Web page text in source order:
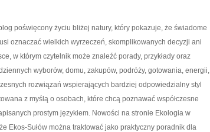
poświęcony życiu bliżej natury, który pokazuje, że świadome
oznaczać wielkich wyrzeczeń, skomplikowanych decyzji ani
w którym czytelnik może znaleźć porady, przykłady oraz
wyborów, domu, zakupów, podróży, gotowania, energii,
rozwiązań wspierających bardziej odpowiedzialny styl
z myślą o osobach, które chcą poznawać współczesne
prostym językiem. Nowości na stronie Ekologia w
Ekos-Sułów można traktować jako praktyczny poradnik dla